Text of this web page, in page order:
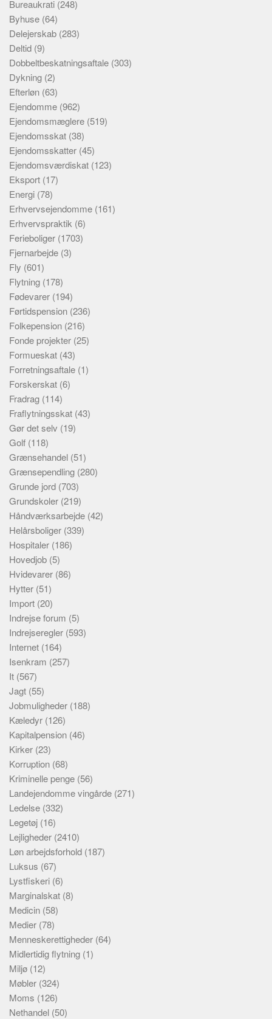
Bureaukrati (248)
Byhuse (64)
Delejerskab (283)
Deltid (9)
Dobbeltbeskatningsaftale (303)
Dykning (2)
Efterløn (63)
Ejendomme (962)
Ejendomsmæglere (519)
Ejendomsskat (38)
Ejendomsskatter (45)
Ejendomsværdiskat (123)
Eksport (17)
Energi (78)
Erhvervsejendomme (161)
Erhvervspraktik (6)
Ferieboliger (1703)
Fjernarbejde (3)
Fly (601)
Flytning (178)
Fødevarer (194)
Førtidspension (236)
Folkepension (216)
Fonde projekter (25)
Formueskat (43)
Forretningsaftale (1)
Forskerskat (6)
Fradrag (114)
Fraflytningsskat (43)
Gør det selv (19)
Golf (118)
Grænsehandel (51)
Grænsependling (280)
Grunde jord (703)
Grundskoler (219)
Håndværksarbejde (42)
Helårsboliger (339)
Hospitaler (186)
Hovedjob (5)
Hvidevarer (86)
Hytter (51)
Import (20)
Indrejse forum (5)
Indrejseregler (593)
Internet (164)
Isenkram (257)
It (567)
Jagt (55)
Jobmuligheder (188)
Kæledyr (126)
Kapitalpension (46)
Kirker (23)
Korruption (68)
Kriminelle penge (56)
Landejendomme vingårde (271)
Ledelse (332)
Legetøj (16)
Lejligheder (2410)
Løn arbejdsforhold (187)
Luksus (67)
Lystfiskeri (6)
Marginalskat (8)
Medicin (58)
Medier (78)
Menneskerettigheder (64)
Midlertidig flytning (1)
Miljø (12)
Møbler (324)
Moms (126)
Nethandel (50)